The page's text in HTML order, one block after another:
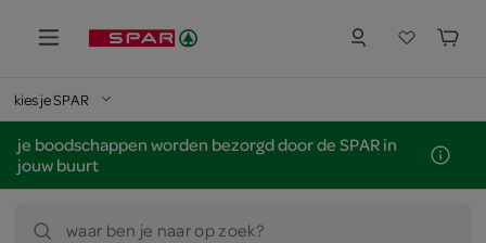
kies je SPAR
je boodschappen worden bezorgd door de SPAR in
jouw buurt
waar ben je naar op zoek?